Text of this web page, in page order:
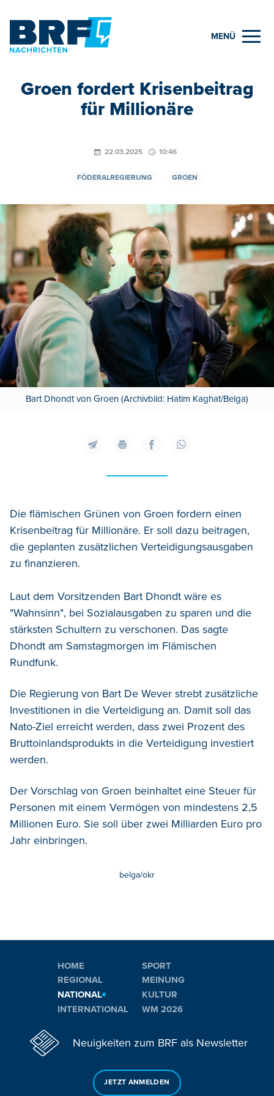
MENÜ
Groen fordert Krisenbeitrag
für Millionäre
22.03.2025 10:46
FÖDERALREGIERUNG GROEN
Bart Dhondt von Groen (Archivbild: Hatim Kaghat/Belga)
Die flämischen Grünen von Groen fordern einen
Krisenbeitrag für Millionäre. Er soll dazu beitragen,
die geplanten zusätzlichen Verteidigungsausgaben
zu finanzieren.
Laut dem Vorsitzenden Bart Dhondt wäre es
"Wahnsinn", bei Sozialausgaben zu sparen und die
stärksten Schultern zu verschonen. Das sagte
Dhondt am Samstagmorgen im Flämischen
Rundfunk.
Die Regierung von Bart De Wever strebt zusätzliche
Investitionen in die Verteidigung an. Damit soll das
Nato-Ziel erreicht werden, dass zwei Prozent des
Bruttoinlandsprodukts in die Verteidigung investiert
werden.
Der Vorschlag von Groen beinhaltet eine Steuer für
Personen mit einem Vermögen von mindestens 2,5
Millionen Euro. Sie soll über zwei Milliarden Euro pro
Jahr einbringen.
belga/okr
HOME
REGIONAL
NATIONAL
INTERNATIONAL
SPORT
MEINUNG
KULTUR
WM 2026
Neuigkeiten zum BRF als Newsletter
JETZT ANMELDEN